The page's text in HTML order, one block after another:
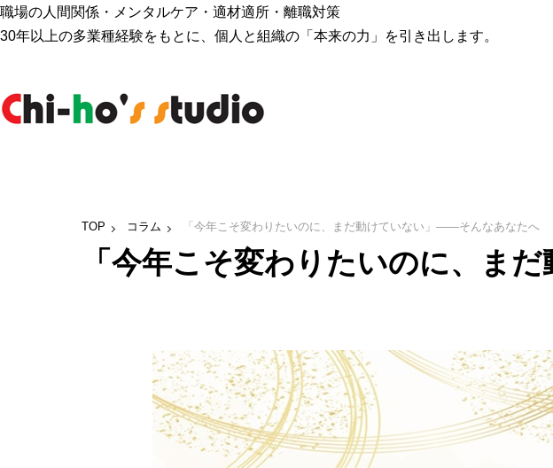
職場の人間関係・メンタルケア・適材適所・離職対策
30年以上の多業種経験をもとに、個人と組織の「本来の力」を引き出します。
TOP コラム 「今年こそ変わりたいのに、まだ動けていない」——そんなあなたへ
「今年こそ変わりたいのに、ま